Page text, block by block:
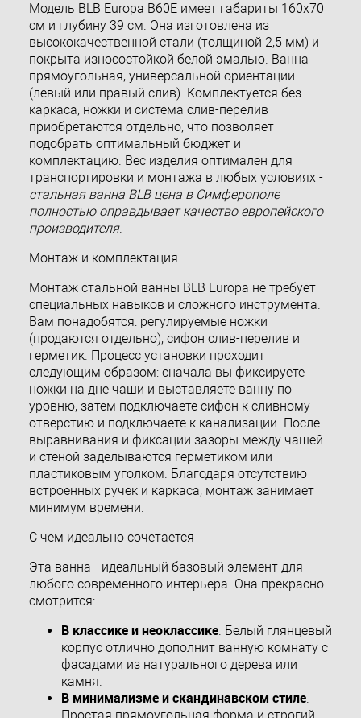
Модель BLB Europa B60E имеет габариты 160x70
см и глубину 39 см. Она изготовлена из
высококачественной стали (толщиной 2,5 мм) и
покрыта износостойкой белой эмалью. Ванна
прямоугольная, универсальной ориентации
(левый или правый слив). Комплектуется без
каркаса, ножки и система слив-перелив
приобретаются отдельно, что позволяет
подобрать оптимальный бюджет и
комплектацию. Вес изделия оптимален для
транспортировки и монтажа в любых условиях -
стальная ванна BLB цена в Симферополе
полностью оправдывает качество европейского
производителя.
Монтаж и комплектация
Монтаж стальной ванны BLB Europa не требует
специальных навыков и сложного инструмента.
Вам понадобятся: регулируемые ножки
(продаются отдельно), сифон слив-перелив и
герметик. Процесс установки проходит
следующим образом: сначала вы фиксируете
ножки на дне чаши и выставляете ванну по
уровню, затем подключаете сифон к сливному
отверстию и подключаете к канализации. После
выравнивания и фиксации зазоры между чашей
и стеной заделываются герметиком или
пластиковым уголком. Благодаря отсутствию
встроенных ручек и каркаса, монтаж занимает
минимум времени.
С чем идеально сочетается
Эта ванна - идеальный базовый элемент для
любого современного интерьера. Она прекрасно
смотрится:
В классике и неоклассике. Белый глянцевый
корпус отлично дополнит ванную комнату с
фасадами из натурального дерева или
камня.
В минимализме и скандинавском стиле.